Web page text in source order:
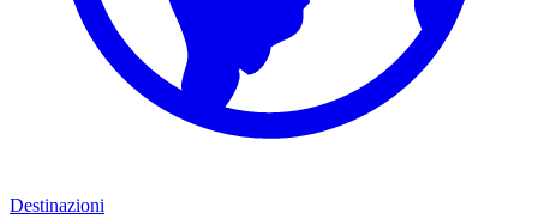
Destinazioni